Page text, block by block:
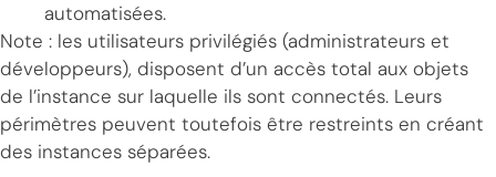
automatisées.
Note : les utilisateurs privilégiés (administrateurs et
développeurs), disposent d’un accès total aux objets
de l’instance sur laquelle ils sont connectés. Leurs
périmètres peuvent toutefois être restreints en créant
des instances séparées.